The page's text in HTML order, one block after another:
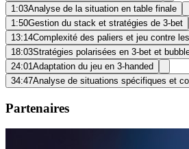
1:03Analyse de la situation en table finale
1:50Gestion du stack et stratégies de 3-bet
13:14Complexité des paliers et jeu contre
18:03Stratégies polarisées en 3-bet et
24:01 Adaptation du jeu en 3-handed
34:47Analyse de situations spécifiques et
Partenaires